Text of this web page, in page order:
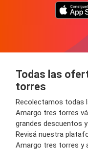
Todas las
torres
Recolectamos todas
Amargo tres torres
grandes descuentos
Revisá nuestra
Amargo tres torres y